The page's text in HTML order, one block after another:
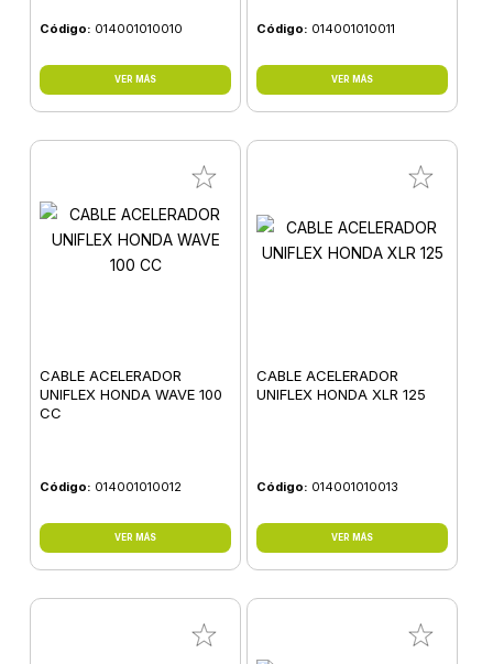
Código: 014001010010
VER MÁS
Código: 014001010011
VER MÁS
CABLE ACELERADOR
UNIFLEX HONDA WAVE 100
CC
Código: 014001010012
VER MÁS
CABLE ACELERADOR
UNIFLEX HONDA XLR 125
Código: 014001010013
VER MÁS